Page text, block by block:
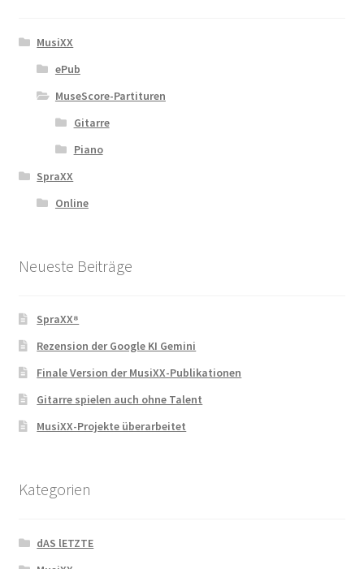
MusiXX
ePub
MuseScore-Partituren
Gitarre
Piano
SpraXX
Online
Neueste Beiträge
SpraXX⁸
Rezension der Google KI Gemini
Finale Version der MusiXX-Publikationen
Gitarre spielen auch ohne Talent
MusiXX-Projekte überarbeitet
Kategorien
dAS lETZTE